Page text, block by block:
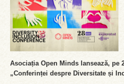
Asociația Open Minds lansează, pe
„Conferinței despre Diversitate și